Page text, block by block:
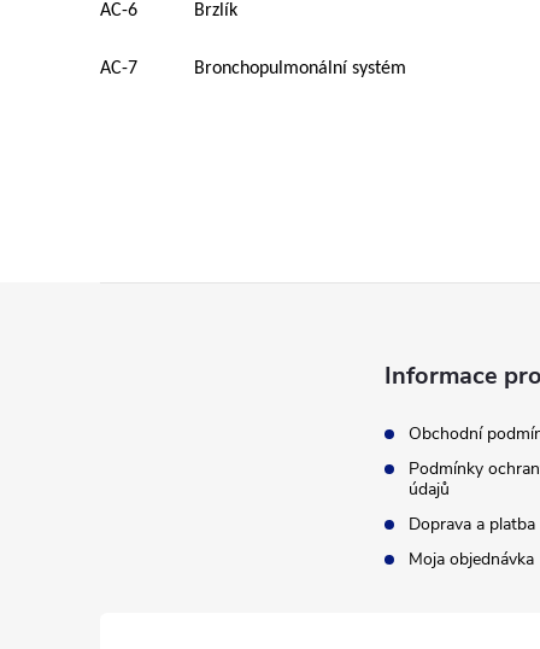
AC-6 Brzlík
AC-7 Bronchopulmonální systém
Informace
Obchodní
Podmínky
údajů
Doprava a platba
Moja objednávka